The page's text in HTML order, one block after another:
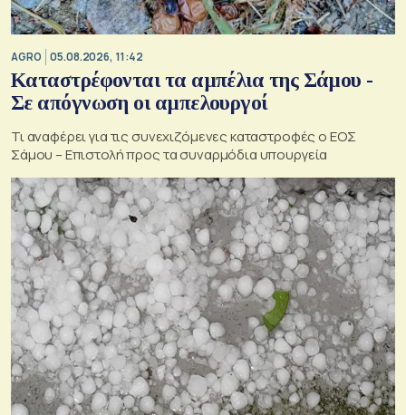
AGRO 05.08.2026, 11:42
Καταστρέφονται τα αμπέλια της Σάμου -
Σε απόγνωση οι αμπελουργοί
Τι αναφέρει για τις συνεχιζόμενες καταστροφές ο ΕΟΣ
Σάμου – Επιστολή προς τα συναρμόδια υπουργεία